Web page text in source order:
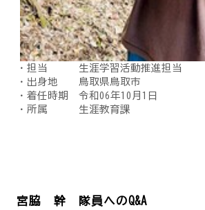
・担当 生涯学習活動推進担当
・出身地 鳥取県鳥取市
・着任時期 令和06年10月1日
・所属 生涯教育課
宮脇 幹 隊員へのQ&A